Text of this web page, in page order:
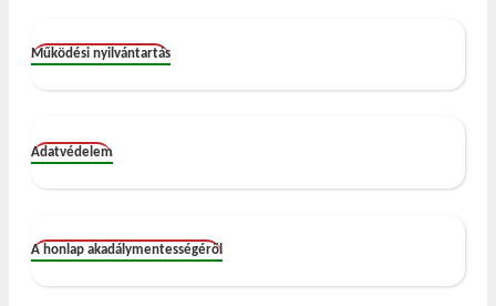
Működési nyilvántartás
Adatvédelem
A honlap akadálymentességéről